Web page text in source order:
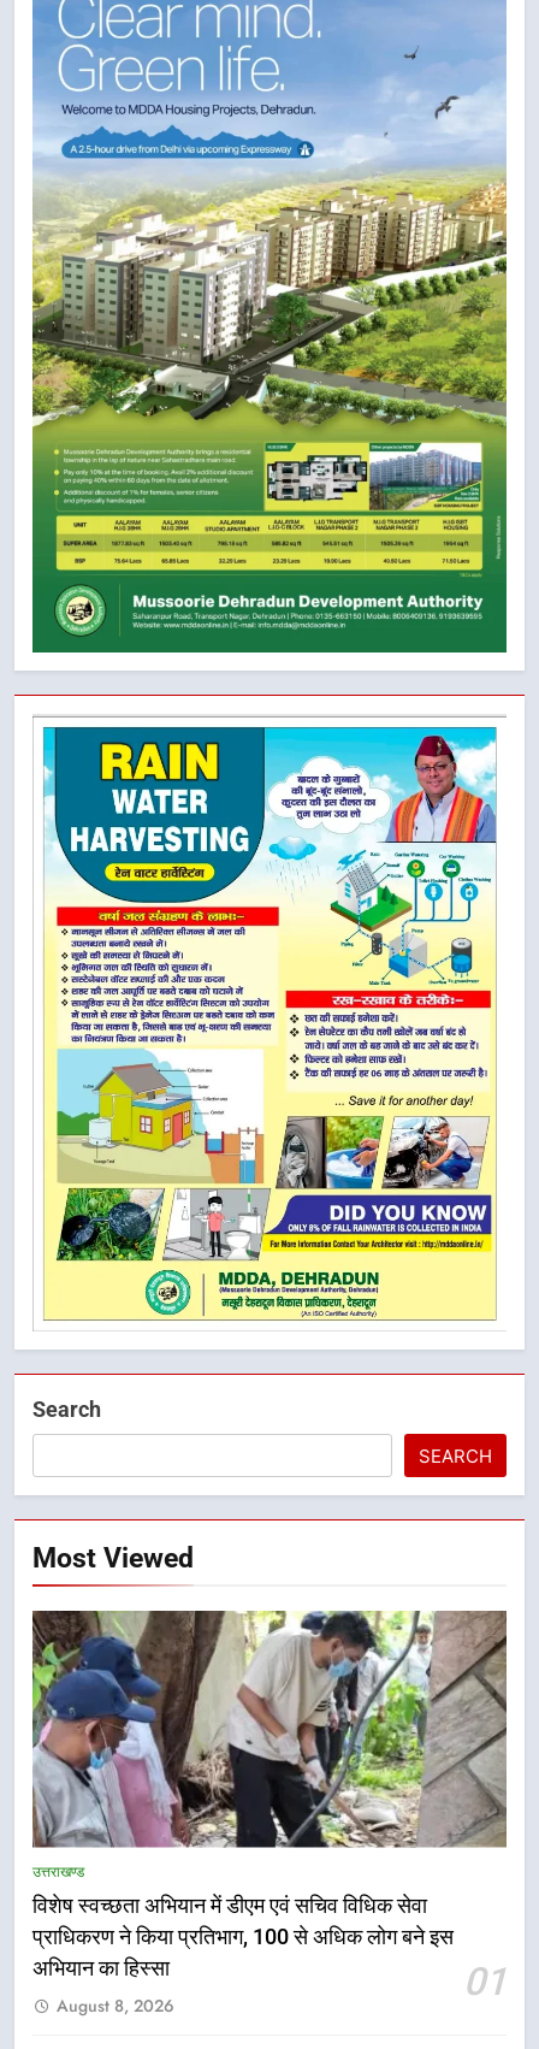
Search
SEARCH
Most Viewed
उत्तराखण्ड
विशेष स्वच्छता अभियान में डीएम एवं सचिव विधिक सेवा
प्राधिकरण ने किया प्रतिभाग, 100 से अधिक लोग बने इस
अभियान का हिस्सा
01
August 8, 2026
5
होंगे देशभक्ति के विविध कार्यक्रम
उत्तराखण्ड